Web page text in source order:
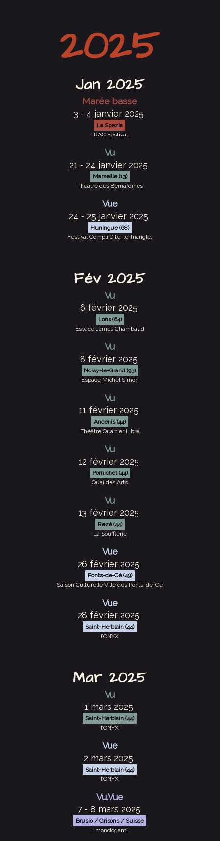
2025
Jan 2025
Marée basse
3 - 4 janvier 2025
La Spezia
TRAC Festival.
Vu
21 - 24 janvier 2025
Marseille (13)
Théâtre des Bernardines
Vue
24 - 25 janvier 2025
Huningue (68)
Festival Compli’Cité, le Triangle,
Fév 2025
Vu
6 février 2025
Lons (64)
Espace James Chambaud
Vu
8 février 2025
Noisy-le-Grand (93)
Espace Michel Simon
Vu
11 février 2025
Ancenis (44)
Théâtre Quartier Libre
Vu
12 février 2025
Pornichet (44)
Quai des Arts
Vu
13 février 2025
Rezé (44)
La Soufflerie
Vue
26 février 2025
Ponts-de-Cé (49)
Saison Culturelle Ville des Ponts-de-Cé
Vue
28 février 2025
Saint-Herblain (44)
l’ONYX
Mar 2025
Vu
1 mars 2025
Saint-Herblain (44)
l’ONYX
Vue
2 mars 2025
Saint-Herblain (44)
l’ONYX
Vu.Vue
7 - 8 mars 2025
Brusio / Grisons / Suisse
I monologanti